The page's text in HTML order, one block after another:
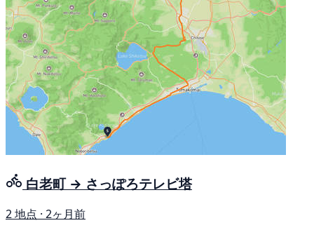
白老町 → さっぽろテレビ塔
2 地点 · 2ヶ月前